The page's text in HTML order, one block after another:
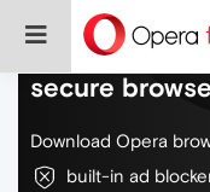
Do more on
secure
Download Opera
built-in ad